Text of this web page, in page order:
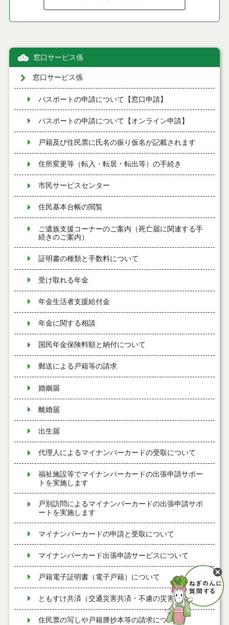
窓口サービス係
窓口サービス係
パスポートの申請について【窓口申請】
パスポートの申請について【オンライン申請】
戸籍及び住民票に氏名の振り仮名が記載されます
住所変更等（転入・転居・転出等）の手続き
市民サービスセンター
住民基本台帳の閲覧
ご遺族支援コーナーのご案内（死亡届に関連する手
続きのご案内）
証明書の種類と手数料について
受け取れる年金
年金生活者支援給付金
年金に関する相談
国民年金保険料額と納付について
郵送による戸籍等の請求
婚姻届
離婚届
出生届
代理人によるマイナンバーカードの受取について
福祉施設等でマイナンバーカードの出張申請サポー
トを実施します
戸別訪問によるマイナンバーカードの出張申請サポ
ートを実施します
マイナンバーカードの申請と受取について
マイナンバーカード出張申請サービスについて
戸籍電子証明書（電子戸籍）について
ともすけ共済（交通災害共済・不慮の災害共済）
住民票の写しや戸籍謄抄本等の請求について